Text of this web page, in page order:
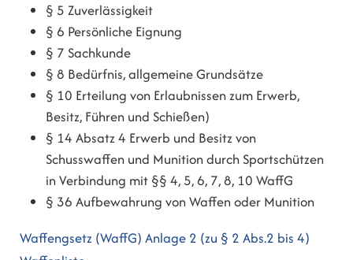
§ 5 Zuverlässigkeit
§ 6 Persönliche Eignung
§ 7 Sachkunde
§ 8 Bedürfnis, allgemeine Grundsätze
§ 10 Erteilung von Erlaubnissen zum Erwerb,
Besitz, Führen und Schießen)
§ 14 Absatz 4 Erwerb und Besitz von
Schusswaffen und Munition durch Sportschützen
in Verbindung mit §§ 4, 5, 6, 7, 8, 10 WaffG
§ 36 Aufbewahrung von Waffen oder Munition
Waffengsetz (WaffG) Anlage 2 (zu § 2 Abs.2 bis 4)